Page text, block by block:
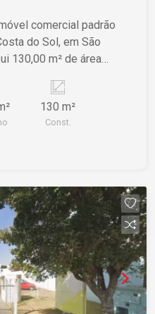
comercial padrão
do Sol, em São
130,00 m² de área
precisar de mais
130 m²
Const.